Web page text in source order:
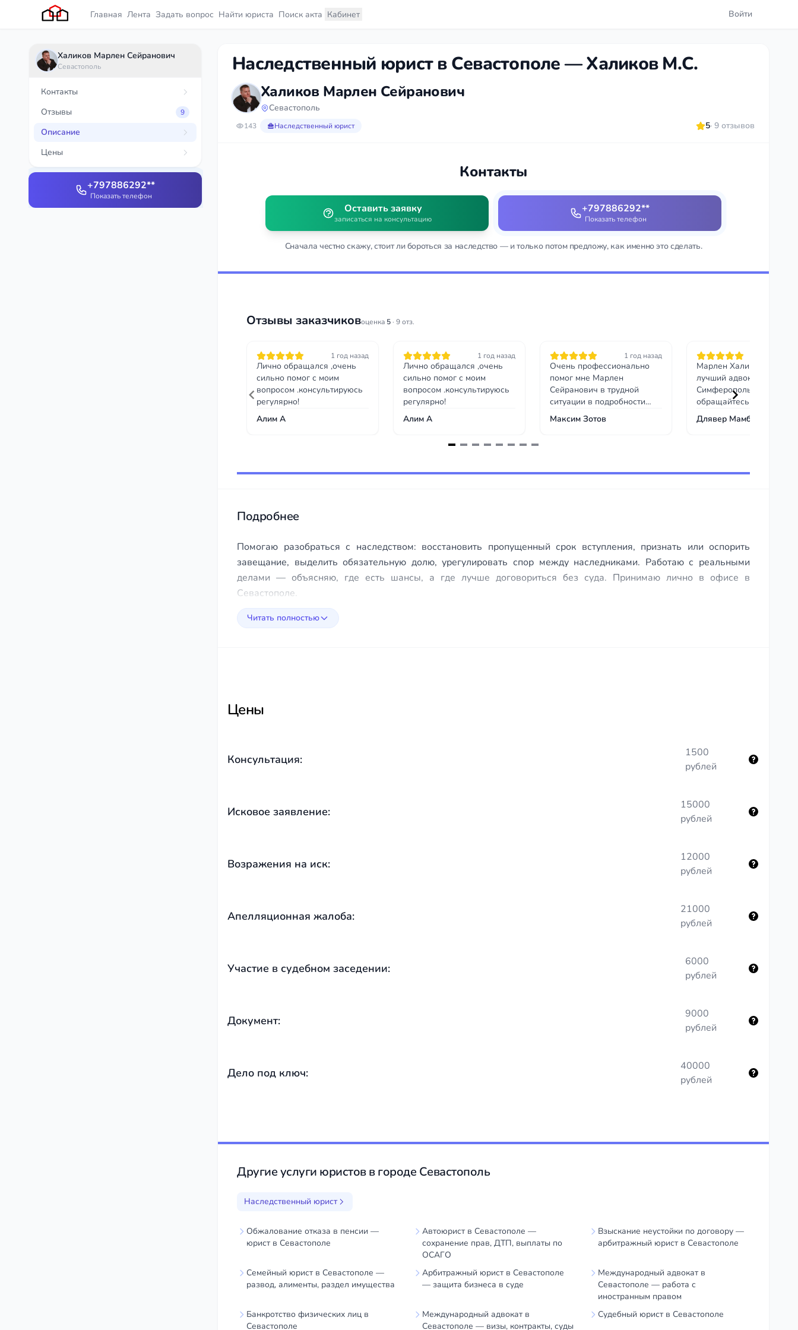
Главная Лента Задать вопрос Найти юриста Поиск акта Кабинет Войти
Халиков Марлен Сейранович
Севастополь
Контакты
Отзывы
9
Описание
Цены
+797886292**
Показать телефон
Наследственный юрист в Севастополе — Халиков М.С.
Халиков Марлен Сейранович
Севастополь
143 Наследственный юрист 5· 9 отзывов
Контакты
Оставить заявку
записаться на консультацию
+797886292**
Показать телефон
Сначала честно скажу, стоит ли бороться за наследство — и только потом предложу, как именно это сделать.
Отзывы заказчиковоценка 5 · 9 отз.
1 год назад
Лично обращался ,очень
сильно помог с моим
вопросом .консультируюсь
регулярно!
Алим А
1 год назад
Лично обращался ,очень
сильно помог с моим
вопросом .консультируюсь
регулярно!
Алим А
1 год назад
Очень профессионально
помог мне Марлен
Сейранович в трудной
ситуации в подробности
вдаваться не буду, но
очень рекомендую!
Максим Зотов
Марлен Халиков, самый
лучший адвокат в городе
Симферополь,
обращайтесь только к
таких как он вы не
спасибо всем за
Длявер Мамбетов
1
Подробнее
Помогаю разобраться с наследством: восстановить пропущенный срок вступления, признать или оспорить
завещание, выделить обязательную долю, урегулировать спор между наследниками. Работаю с реальными
делами — объясняю, где есть шансы, а где лучше договориться без суда. Принимаю лично в офисе в
Севастополе.
Читать полностью
Цены
Консультация:
1500
рублей
Исковое заявление:
15000
рублей
Возражения на иск:
12000
рублей
Апелляционная жалоба:
21000
рублей
Участие в судебном заседении:
6000
рублей
Документ:
9000
рублей
Дело под ключ:
40000
рублей
Другие услуги юристов в городе Севастополь
Наследственный юрист
Обжалование отказа в пенсии —
юрист в Севастополе
Автоюрист в Севастополе —
сохранение прав, ДТП, выплаты по
ОСАГО
Взыскание неустойки по договору —
арбитражный юрист в Севастополе
Семейный юрист в Севастополе —
развод, алименты, раздел имущества
Арбитражный юрист в Севастополе
— защита бизнеса в суде
Международный адвокат в
Севастополе — работа с
иностранным правом
Банкротство физических лиц в
Севастополе
Международный адвокат в
Севастополе — визы, контракты, суды
Судебный юрист в Севастополе